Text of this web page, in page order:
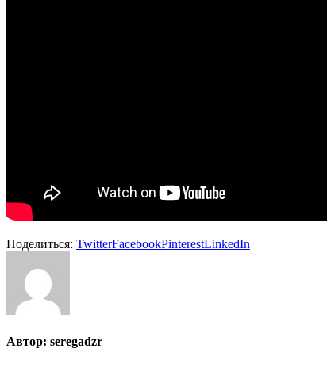
Поделиться: TwitterFacebookPinterestLinkedIn
Автор: seregadzr